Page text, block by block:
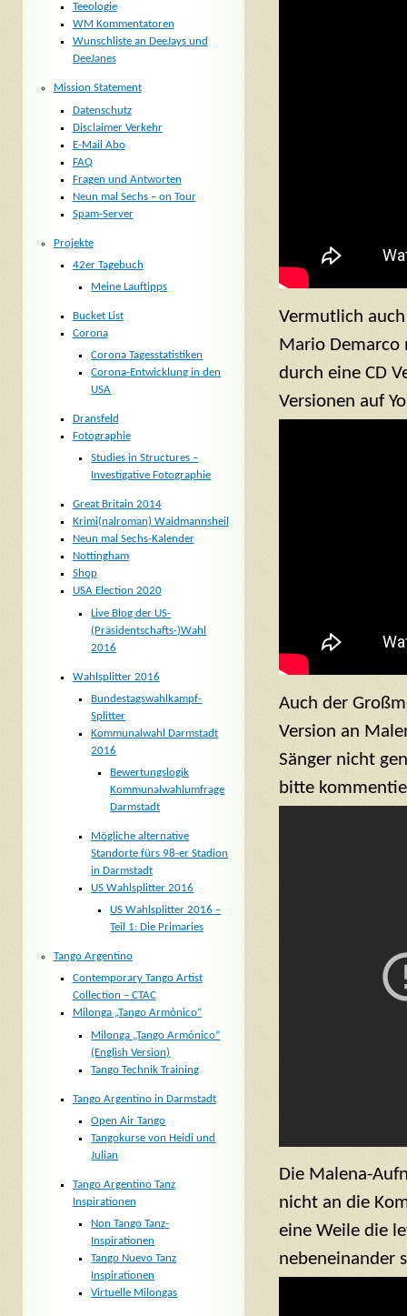
Vermutlich
Mario
durch eine CD
Versionen auf
Auch der
Version an
Sänger nicht
bitte
Die Malena-
nicht an die
eine Weile die
nebeneinander
Teeologie
WM Kommentatoren
Wunschliste an DeeJays und
DeeJanes
Mission Statement
Datenschutz
Disclaimer Verkehr
E-Mail Abo
FAQ
Fragen und Antworten
Neun mal Sechs – on Tour
Spam-Server
Projekte
42er Tagebuch
Meine Lauftipps
Bucket List
Corona
Corona Tagesstatistiken
Corona-Entwicklung in den
USA
Dransfeld
Fotographie
Studies in Structures –
Investigative Fotographie
Great Britain 2014
Krimi(nalroman) Waidmannsheil
Neun mal Sechs-Kalender
Nottingham
Shop
USA Election 2020
Live Blog der US-
(Präsidentschafts-)Wahl
2016
Wahlsplitter 2016
Bundestagswahlkampf-
Splitter
Kommunalwahl Darmstadt
2016
Bewertungslogik
Kommunalwahlumfrage
Darmstadt
Mögliche alternative
Standorte fürs 98-er Stadion
in Darmstadt
US Wahlsplitter 2016
US Wahlsplitter 2016 –
Teil 1: Die Primaries
Tango Argentino
Contemporary Tango Artist
Collection – CTAC
Milonga „Tango Armónico“
Milonga „Tango Armónico“
(English Version)
Tango Technik Training
Tango Argentino in Darmstadt
Open Air Tango
Tangokurse von Heidi und
Julian
Tango Argentino Tanz
Inspirationen
Non Tango Tanz-
Inspirationen
Tango Nuevo Tanz
Inspirationen
Virtuelle Milongas